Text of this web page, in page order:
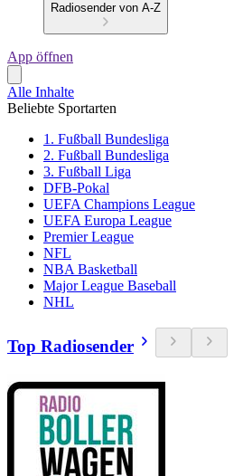
Radiosender von A-Z
App öffnen
Alle Inhalte
Beliebte Sportarten
1. Fußball Bundesliga
2. Fußball Bundesliga
3. Fußball Liga
DFB-Pokal
UEFA Champions League
UEFA Europa League
Premier League
NFL
NBA Basketball
Major League Baseball
NHL
Top Radiosender